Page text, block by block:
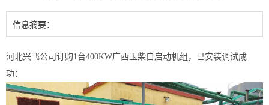
信息摘要：
河北兴飞公司订购1台400KW广西玉柴自启动机组，已安装调试成
功：